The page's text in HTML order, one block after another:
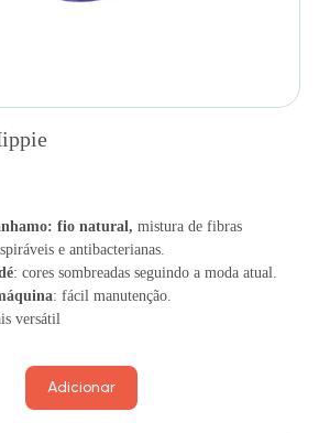
fio natural, mistura de fibras
​​e antibacterianas.
: cores sombreadas seguindo a moda atual.
: fácil manutenção.
versátil
Adicionar